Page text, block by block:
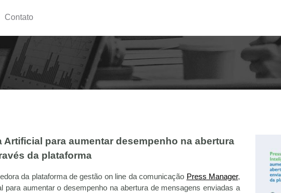
Contato
para aumentar desempenho na abertura
da plataforma
da plataforma de gestão on line da comunicação Press Manager,
aumentar o desempenho na abertura de mensagens enviadas a